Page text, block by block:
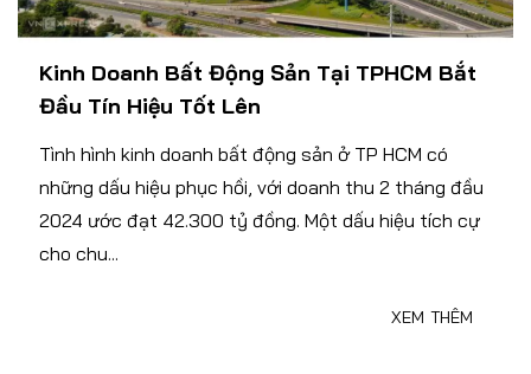
Kinh Doanh Bất Động Sản Tại TPHCM Bắt
Đầu Tín Hiệu Tốt Lên
Tình hình kinh doanh bất động sản ở TP HCM có
những dấu hiệu phục hồi, với doanh thu 2 tháng đầu
2024 ước đạt 42.300 tỷ đồng. Một dấu hiệu tích cự
cho chu...
XEM THÊM